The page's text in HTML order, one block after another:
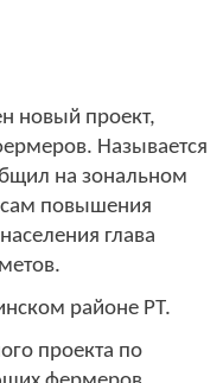
новый проект,
Называется
на зональном
повышения
глава
районе РТ.
проекта по